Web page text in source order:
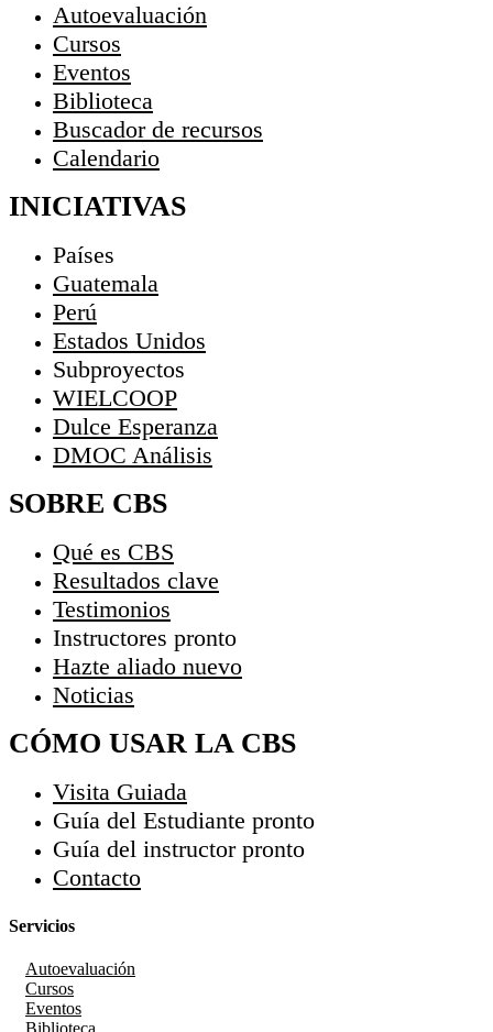
Autoevaluación
Cursos
Eventos
Biblioteca
Buscador de recursos
Calendario
INICIATIVAS
Países
Guatemala
Perú
Estados Unidos
Subproyectos
WIELCOOP
Dulce Esperanza
DMOC Análisis
SOBRE CBS
Qué es CBS
Resultados clave
Testimonios
Instructores pronto
Hazte aliado nuevo
Noticias
CÓMO USAR LA CBS
Visita Guiada
Guía del Estudiante pronto
Guía del instructor pronto
Contacto
Servicios
Autoevaluación
Cursos
Eventos
Biblioteca